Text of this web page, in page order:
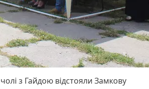
з Гайдою відстояли Замкову